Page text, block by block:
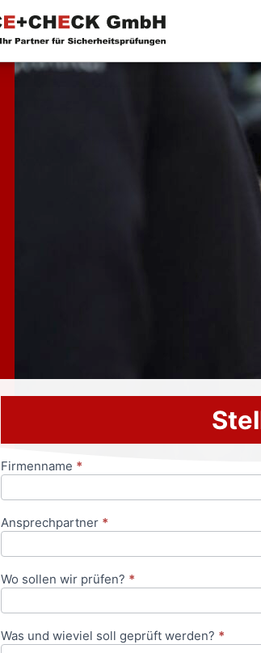
Anfrageformular
Firmenname *
Ansprechpartner *
Wo sollen wir prüfen? *
Was und wieviel soll geprüft werden? *